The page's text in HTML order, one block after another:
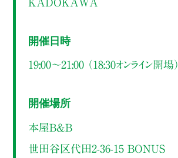
開催日時
19:00～21:00 （18:30オンライン開場）
開催場所
本屋B&B
世田谷区代田2-36-15 BONUS